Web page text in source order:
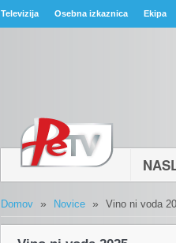
Televizija Osebna izkaznica Ekipa
Domov » Novice » Vino ni voda